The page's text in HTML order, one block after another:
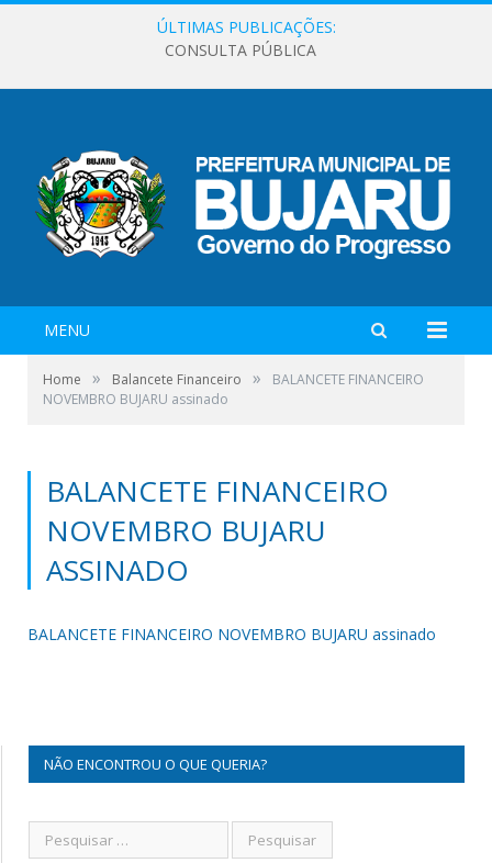
ÚLTIMAS PUBLICAÇÕES:
CONSULTA PÚBLICA
MENU
Home » Balancete Financeiro »
BALANCETE FINANCEIRO
NOVEMBRO BUJARU assinado
BALANCETE FINANCEIRO
NOVEMBRO BUJARU
ASSINADO
BALANCETE FINANCEIRO NOVEMBRO BUJARU assinado
NÃO ENCONTROU O QUE QUERIA?